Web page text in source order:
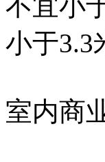
小于3.3
室内商